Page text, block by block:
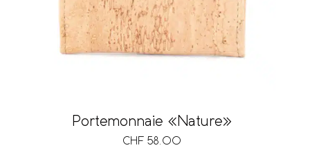
Portemonnaie «Nature»
CHF 58.00